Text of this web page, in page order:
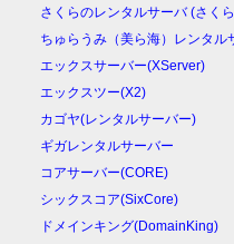
さくらのレンタルサーバ (さく
ちゅらうみ（美ら海）レンタル
エックスサーバー(XServer)
エックスツー(X2)
カゴヤ(レンタルサーバー)
ギガレンタルサーバー
コアサーバー(CORE)
シックスコア(SixCore)
ドメインキング(DomainKing)